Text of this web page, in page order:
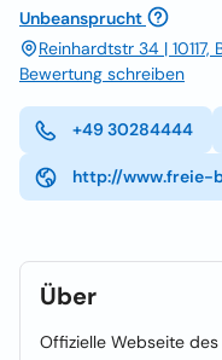
Unbeansprucht
Reinhardtstr 34 | 10117,
Bewertung schreiben
+49 30284444
http://www.freie-
Über
Offizielle Webseite